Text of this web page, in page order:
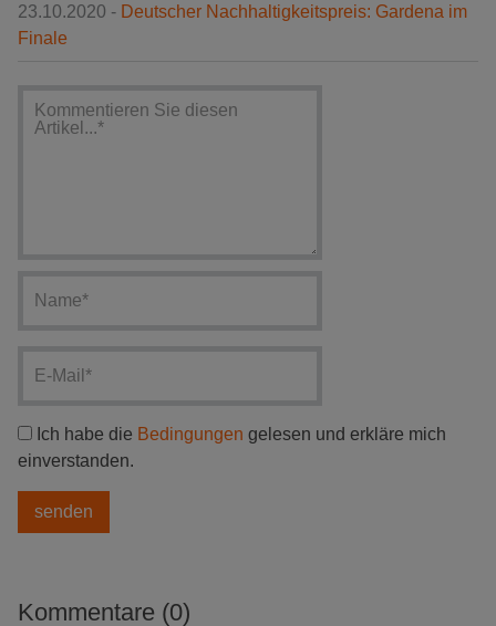
23.10.2020 - Deutscher Nachhaltigkeitspreis: Gardena im
Finale
Ich habe die Bedingungen gelesen und erkläre mich
einverstanden.
Kommentare (0)